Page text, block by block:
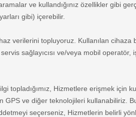
ve kullandığınız özellikler gibi
gibi) içerebilir.
verilerini topluyoruz. Kullanılan
sağlayıcısı ve/veya mobil operatör,
Hizmetlere erişmek için
ve diğer teknolojileri kullanabiliriz.
seçerseniz, Hizmetlerin belirli